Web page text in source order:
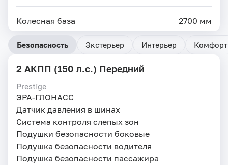
Колесная база 2700 мм
Безопасность Экстерьер Интерьер Комфорт
2 АКПП (150 л.с.) Передний
Prestige
ЭРА-ГЛОНАСС
Датчик давления в шинах
Система контроля слепых зон
Подушки безопасности боковые
Подушка безопасности водителя
Подушка безопасности пассажира